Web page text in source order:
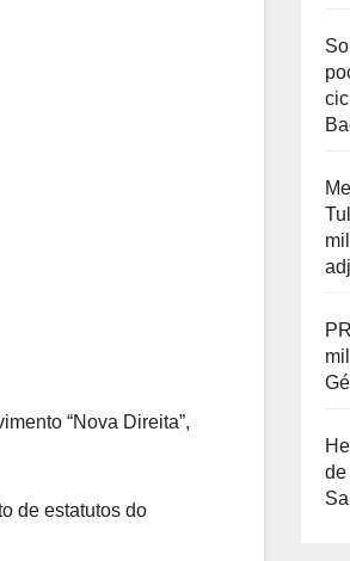
“Nova Direita”,
de estatutos do
de